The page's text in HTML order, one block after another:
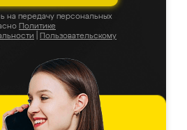
на передачу персональных
Политике
Пользовательскому